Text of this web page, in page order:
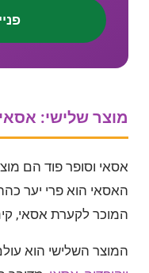
מוצר שלישי:
אסאי וסופר פוד הם
האסאי הוא פרי יער
המוכר לקערת אסאי,
המוצר השלישי הוא